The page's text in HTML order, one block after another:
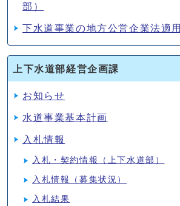
部）
下水道事業の地方公営企業法適用
上下水道部経営企画課
お知らせ
水道事業基本計画
入札情報
入札・契約情報（上下水道部）
入札情報（募集状況）
入札結果